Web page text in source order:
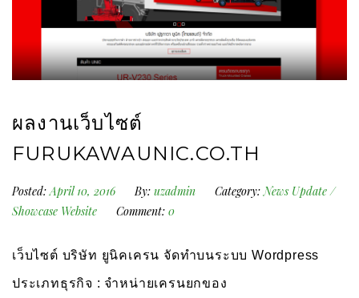
ผลงานเว็บไซต์
FURUKAWAUNIC.CO.TH
Posted: April 10, 2016 By: uzadmin Category: News Update/
Showcase Website
Comment: 0
เว็บไซต์ บริษัท ยูนิคเครน จัดทำบนระบบ Wordpress
ประเภทธุรกิจ : จำหน่ายเครนยกของ